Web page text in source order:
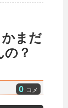
かまだ
？
0 コメ